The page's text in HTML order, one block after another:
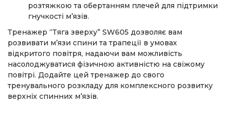
розтяжкою та обертанням плечей для підтримки
гнучкості м’язів.
Тренажер “Тяга зверху” SW605 дозволяє вам
розвивати м’язи спини та трапеції в умовах
відкритого повітря, надаючи вам можливість
насолоджуватися фізичною активністю на свіжому
повітрі. Додайте цей тренажер до свого
тренувального розкладу для комплексного розвитку
верхніх спинних м’язів.